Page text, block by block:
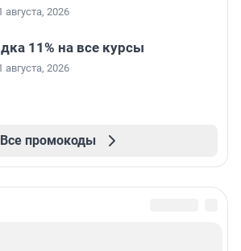
августа, 2026
11% на все курсы
августа, 2026
Все промокоды